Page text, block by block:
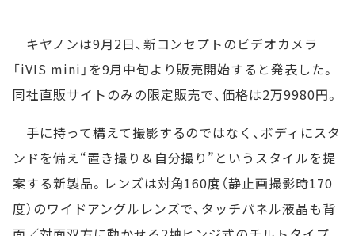
キヤノンは9月2日、新コンセプトのビデオカメラ
「iVIS mini」を9月中旬より販売開始すると発表した。
同社直販サイトのみの限定販売で、価格は2万9980円。
手に持って構えて撮影するのではなく、ボディにスタ
ンドを備え“置き撮り＆自分撮り”というスタイルを提
案する新製品。レンズは対角160度（静止画撮影時170
度）のワイドアングルレンズで、タッチパネル液晶も背